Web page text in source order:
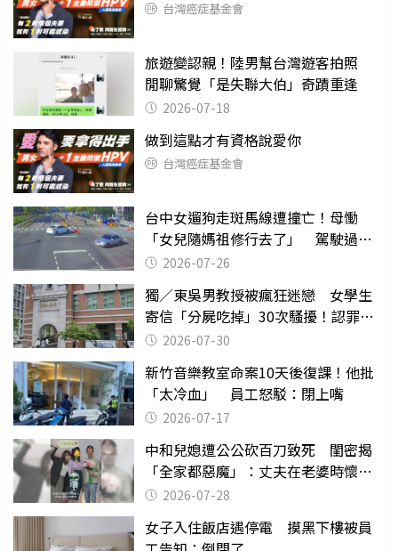
台灣癌症基金會
旅遊變認親！陸男幫台灣遊客拍照
閒聊驚覺「是失聯大伯」奇蹟重逢
2026-07-18
做到這點才有資格說愛你
台灣癌症基金會
台中女遛狗走斑馬線遭撞亡！母慟
「女兒隨媽祖修行去了」 駕駛過失
致死判9月
2026-07-26
獨／東吳男教授被瘋狂迷戀 女學生
寄信「分屍吃掉」30次騷擾！認罪免
關 2026-07-30
新竹音樂教室命案10天後復課！他批
「太冷血」 員工怒駁：閉上嘴
2026-07-17
中和兒媳遭公公砍百刀致死 閨密揭
「全家都惡魔」：丈夫在老婆時懷孕
摔東西
2026-07-28
女子入住飯店遇停電 摸黑下樓被員